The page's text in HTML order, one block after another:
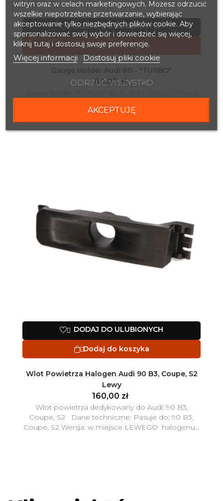
 DODAJ DO ULUBIONYCH
Dodaj do koszyka
60,00 zł
standardowy wskaźnik 52 mm. Pasuje idealnie w...
 DODAJ DO ULUBIONYCH
Dodaj do koszyka
Wlot Powietrza Halogen Audi 90 B3, Coupe, S2
Lewy
160,00 zł
Wlot powietrza dedykowany do Audi: 90 B3,
Coupe, S2 Dane techniczne: Pasuje do: 90 B3,
Coupe, S2 Wersja: w miejsce LEWEGO halogenu...
witryn oraz w celach marketingowych. Możesz odrzucić
wszelkie niepotrzebne przetwarzanie, wybierając
akceptowanie tylko niezbędnych plików cookie. Aby
spersonalizować swój wybór i dowiedzieć się więcej,
kliknij tutaj i dostosuj swoje preferencje.
Więcej informacji Dostosuj pliki cookie
ODRZUĆ WSZYSTKO
AKCEPTUJĘ